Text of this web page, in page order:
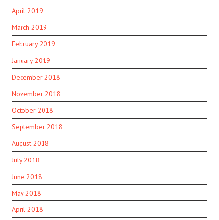
April 2019
March 2019
February 2019
January 2019
December 2018
November 2018
October 2018
September 2018
August 2018
July 2018
June 2018
May 2018
April 2018